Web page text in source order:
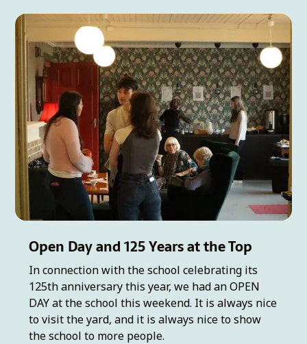
Open Day and 125 Years at the Top
In connection with the school celebrating its
125th anniversary this year, we had an OPEN
DAY at the school this weekend. It is always nice
to visit the yard, and it is always nice to show
the school to more people.